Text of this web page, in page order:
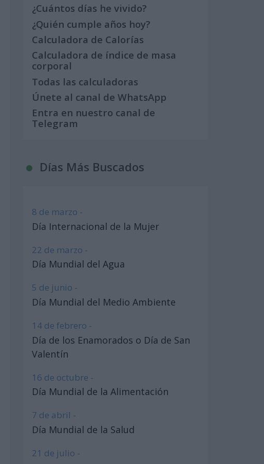
¿Cuántos días he vivido?
¿Quién cumple años hoy?
Calculadora de Calorías
Calculadora de índice de masa
corporal
Todas las calculadoras
Únete al canal de WhatsApp
Entra en nuestro canal de
Telegram
Días Más Buscados
8 de marzo -
Día Internacional de la Mujer
22 de marzo -
Día Mundial del Agua
5 de junio -
Día Mundial del Medio Ambiente
14 de febrero -
Día de los Enamorados o Día de San
Valentín
16 de octubre -
Día Mundial de la Alimentación
7 de abril -
Día Mundial de la Salud
21 de julio -